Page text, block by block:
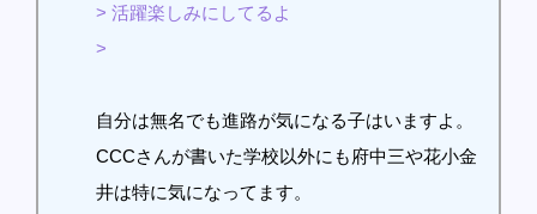
> 活躍楽しみにしてるよ
>
自分は無名でも進路が気になる子はいますよ。
CCCさんが書いた学校以外にも府中三や花小金
井は特に気になってます。